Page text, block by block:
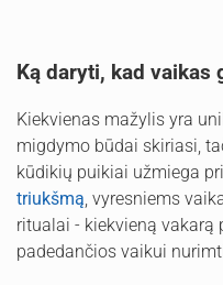
Ką daryti, kad vaikas
Kiekvienas mažylis yra
migdymo būdai skiriasi,
kūdikių puikiai užmiega
triukšmą , vyresniems
ritualai - kiekvieną vakarą
padedančios vaikui